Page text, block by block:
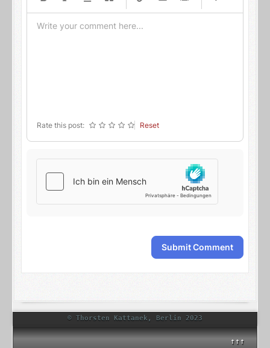
© Thorsten Kattanek, Berlin 2023
↑↑↑
-
-
-
-
Rate this post: Reset
Submit Comment